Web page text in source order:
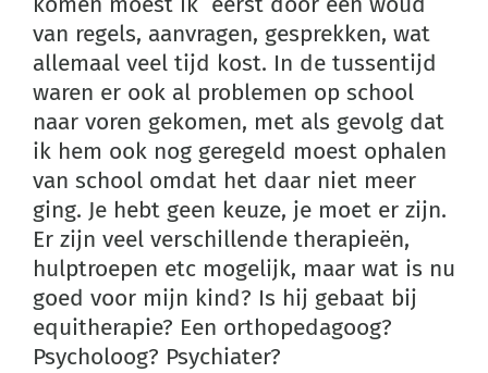
van regels, aanvragen, gesprekken, wat
allemaal veel tijd kost. In de tussentijd
waren er ook al problemen op school
naar voren gekomen, met als gevolg dat
ik hem ook nog geregeld moest ophalen
van school omdat het daar niet meer
ging. Je hebt geen keuze, je moet er zijn.
Er zijn veel verschillende therapieën,
hulptroepen etc mogelijk, maar wat is nu
goed voor mijn kind? Is hij gebaat bij
equitherapie? Een orthopedagoog?
Psycholoog? Psychiater?